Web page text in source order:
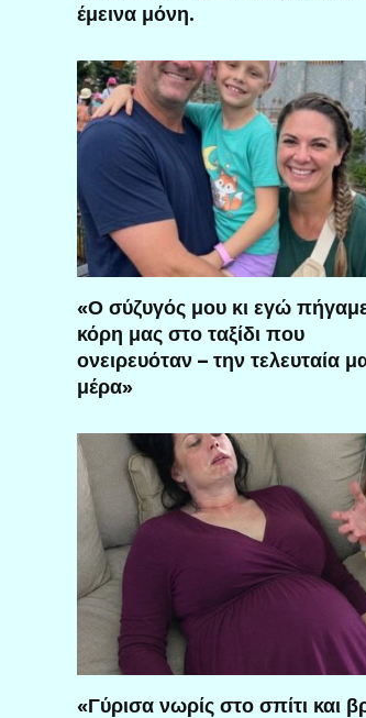
έμεινα μόνη.
«Ο σύζυγός μου κι εγώ
κόρη μας στο ταξίδι που
ονειρευόταν – την τελευταία
μέρα»
«Γύρισα νωρίς στο σπίτι και